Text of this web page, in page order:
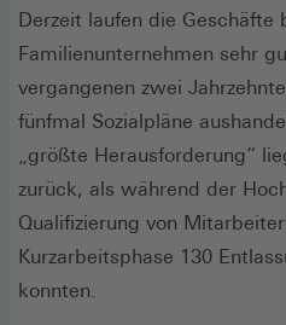
Derzeit laufen die Geschäfte
Familienunternehmen sehr
vergangenen zwei
fünfmal Sozialpläne
„größte Herausforderung“
zurück, als während der
Qualifizierung von
Kurzarbeitsphase 130
konnten.